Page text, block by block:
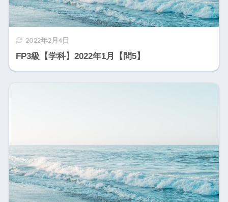
2022年2月4日
FP3級【学科】2022年1月【問5】